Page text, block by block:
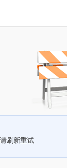
刷新重试